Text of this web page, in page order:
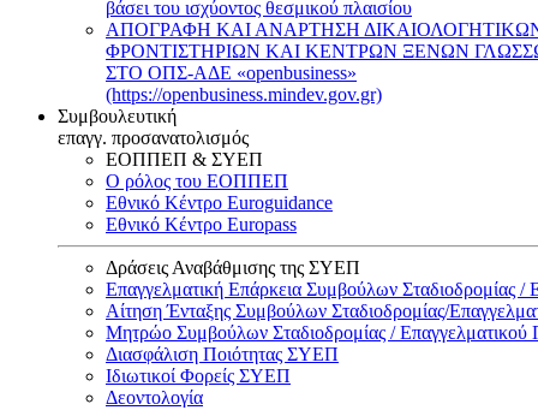
βάσει του ισχύοντος θεσμικού πλαισίου
ΑΠΟΓΡΑΦΗ ΚΑΙ ΑΝΑΡΤΗΣΗ
ΦΡΟΝΤΙΣΤΗΡΙΩΝ ΚΑΙ ΚΕΝΤΡΩΝ ΞΕΝΩΝ
ΣΤΟ ΟΠΣ-ΑΔΕ «openbusiness»
(https://openbusiness.mindev.gov.gr)
Συμβουλευτική
επαγγ. προσανατολισμός
ΕΟΠΠΕΠ & ΣΥΕΠ
Ο ρόλος του ΕΟΠΠΕΠ
Εθνικό Κέντρο Euroguidance
Εθνικό Κέντρο Europass
Δράσεις Αναβάθμισης της ΣΥΕΠ
Επαγγελματική Επάρκεια Συμβούλων Σταδιοδρομίας /
Αίτηση Ένταξης Συμβούλων Σταδιοδρομίας/
Μητρώο Συμβούλων Σταδιοδρομίας / Επαγγελματικού
Διασφάλιση Ποιότητας ΣΥΕΠ
Ιδιωτικοί Φορείς ΣΥΕΠ
Δεοντολογία